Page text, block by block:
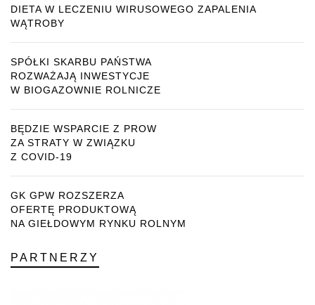
DIETA W LECZENIU WIRUSOWEGO ZAPALENIA
WĄTROBY
SPÓŁKI SKARBU PAŃSTWA
ROZWAŻAJĄ INWESTYCJE
W BIOGAZOWNIE ROLNICZE
BĘDZIE WSPARCIE Z PROW
ZA STRATY W ZWIĄZKU
Z COVID-19
GK GPW ROZSZERZA
OFERTĘ PRODUKTOWĄ
NA GIEŁDOWYM RYNKU ROLNYM
PARTNERZY